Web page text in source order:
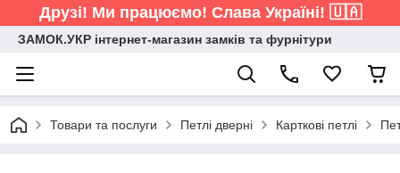
Друзі! Ми працюємо! Слава Україні! 🇺🇦
ЗАМОК.УКР інтернет-магазин замків та фурнітури
Товари та послуги Петлі дверні Карткові петлі